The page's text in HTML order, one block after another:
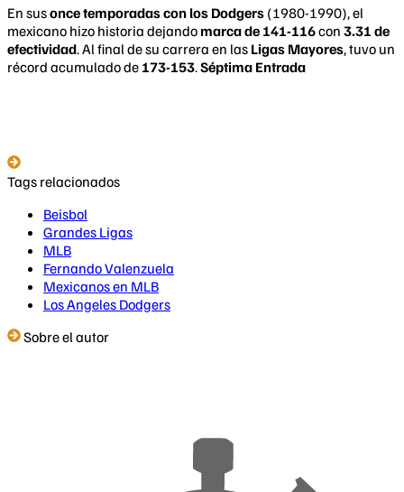
En susonce temporadas con los Dodgers (1980-1990), el
mexicano hizo historia dejando marca de 141-116con 3.31 de
efectividad. Al final de su carrera en las Ligas Mayores, tuvo un
récord acumulado de 173-153.Séptima Entrada
Tags relacionados
Beisbol
Grandes Ligas
MLB
Fernando Valenzuela
Mexicanos en MLB
Los Angeles Dodgers
Sobre el autor